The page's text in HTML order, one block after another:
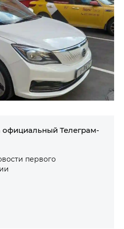
официальный Телеграм-
первого